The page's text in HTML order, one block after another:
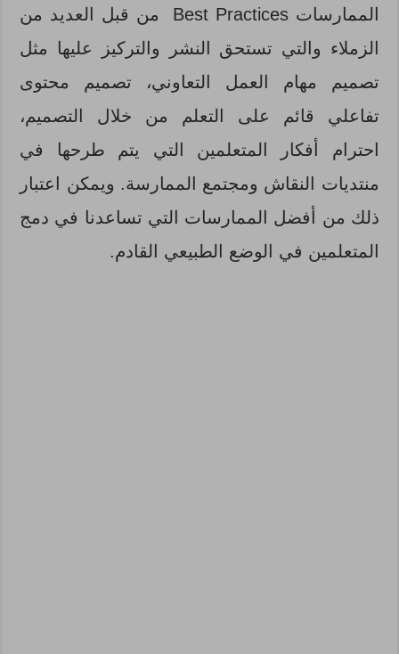
الممارسات Best Practices من قبل العديد من
الزملاء والتي تستحق النشر والتركيز عليها مثل
تصميم مهام العمل التعاوني، تصميم محتوى
تفاعلي قائم على التعلم من خلال التصميم،
احترام أفكار المتعلمين التي يتم طرحها في
منتديات النقاش ومجتمع الممارسة. ويمكن اعتبار
ذلك من أفضل الممارسات التي تساعدنا في دمج
المتعلمين في الوضع الطبيعي القادم.